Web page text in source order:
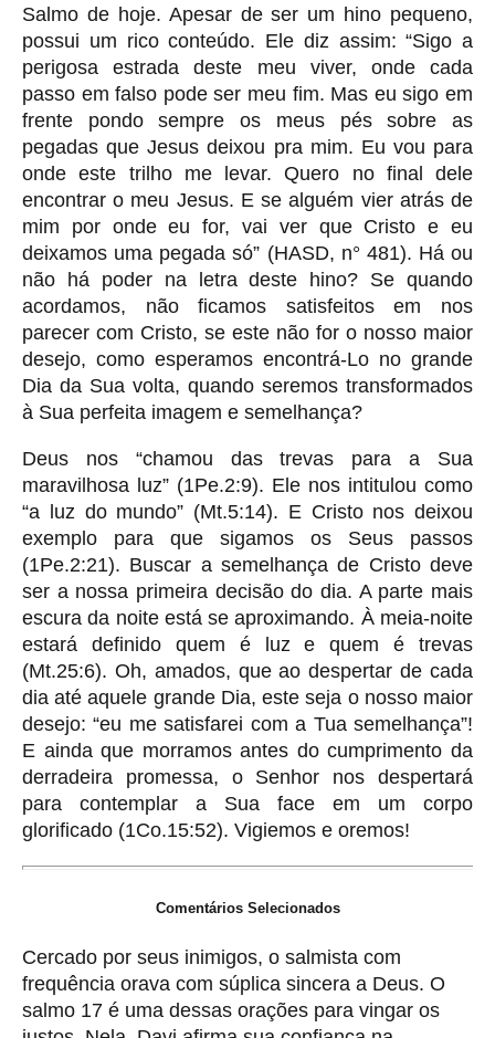
Salmo de hoje. Apesar de ser um hino pequeno,
possui um rico conteúdo. Ele diz assim: “Sigo a
perigosa estrada deste meu viver, onde cada
passo em falso pode ser meu fim. Mas eu sigo em
frente pondo sempre os meus pés sobre as
pegadas que Jesus deixou pra mim. Eu vou para
onde este trilho me levar. Quero no final dele
encontrar o meu Jesus. E se alguém vier atrás de
mim por onde eu for, vai ver que Cristo e eu
deixamos uma pegada só” (HASD, n° 481). Há ou
não há poder na letra deste hino? Se quando
acordamos, não ficamos satisfeitos em nos
parecer com Cristo, se este não for o nosso maior
desejo, como esperamos encontrá-Lo no grande
Dia da Sua volta, quando seremos transformados
à Sua perfeita imagem e semelhança?
Deus nos “chamou das trevas para a Sua
maravilhosa luz” (1Pe.2:9). Ele nos intitulou como
“a luz do mundo” (Mt.5:14). E Cristo nos deixou
exemplo para que sigamos os Seus passos
(1Pe.2:21). Buscar a semelhança de Cristo deve
ser a nossa primeira decisão do dia. A parte mais
escura da noite está se aproximando. À meia-noite
estará definido quem é luz e quem é trevas
(Mt.25:6). Oh, amados, que ao despertar de cada
dia até aquele grande Dia, este seja o nosso maior
desejo: “eu me satisfarei com a Tua semelhança”!
E ainda que morramos antes do cumprimento da
derradeira promessa, o Senhor nos despertará
para contemplar a Sua face em um corpo
glorificado (1Co.15:52). Vigiemos e oremos!
Comentários Selecionados
Cercado por seus inimigos, o salmista com
frequência orava com súplica sincera a Deus. O
salmo 17 é uma dessas orações para vingar os